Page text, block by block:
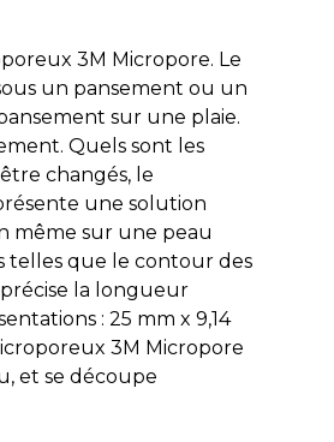
3M Micropore. Le
un pansement ou un
sur une plaie.
Quels sont les
changés, le
une solution
même sur une peau
telles que le contour des
la longueur
: 25 mm x 9,14
3M Micropore
et se découpe